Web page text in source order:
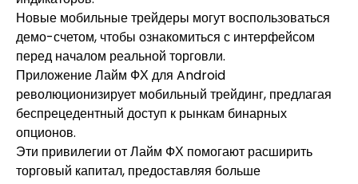
Новые мобильные трейдеры могут воспользоваться
демо-счетом, чтобы ознакомиться с интерфейсом
перед началом реальной торговли.
Приложение Лайм ФХ для Android
революционизирует мобильный трейдинг, предлагая
беспрецедентный доступ к рынкам бинарных
опционов.
Эти привилегии от Лайм ФХ помогают расширить
торговый капитал, предоставляя больше